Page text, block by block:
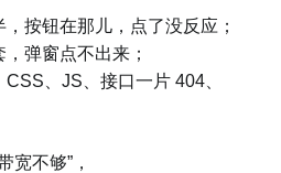
按钮在那儿，点了没反应；
弹窗点不出来；
、JS、接口一片 404、
宽不够”，